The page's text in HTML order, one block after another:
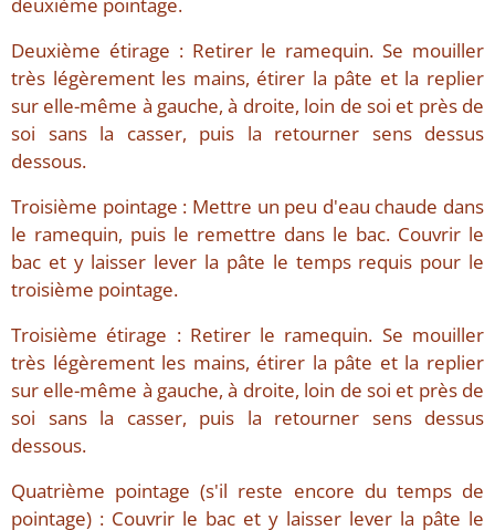
Deuxième étirage : Retirer le ramequin. Se mouiller
très légèrement les mains, étirer la pâte et la replier
sur elle-même à gauche, à droite, loin de soi et près de
soi sans la casser, puis la retourner sens dessus
dessous.
Troisième pointage : Mettre un peu d'eau chaude dans
le ramequin, puis le remettre dans le bac. Couvrir le
bac et y laisser lever la pâte le temps requis pour le
troisième pointage.
Troisième étirage : Retirer le ramequin. Se mouiller
très légèrement les mains, étirer la pâte et la replier
sur elle-même à gauche, à droite, loin de soi et près de
soi sans la casser, puis la retourner sens dessus
dessous.
Quatrième pointage (s'il reste encore du temps de
pointage) : Couvrir le bac et y laisser lever la pâte le